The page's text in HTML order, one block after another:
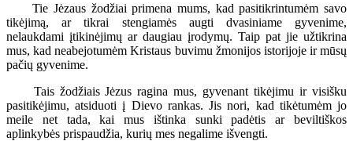
Tie Jėzaus žodžiai primena mums, kad pasitikrintumėm savo
tikėjimą, ar tikrai stengiamės augti dvasiniame gyvenime,
nelaukdami įtikinėjimų ar daugiau įrodymų. Taip pat jie užtikrina
mus, kad neabejotumėm Kristaus buvimu žmonijos istorijoje ir mūsų
pačių gyvenime.
Tais žodžiais Jėzus ragina mus, gyvenant tikėjimu ir visišku
pasitikėjimu, atsiduoti į Dievo rankas. Jis nori, kad tikėtumėm jo
meile net tada, kai mus ištinka sunki padėtis ar beviltiškos
aplinkybės prispaudžia, kurių mes negalime išvengti.